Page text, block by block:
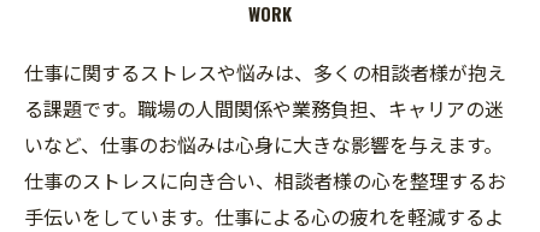
WORK
仕事に関するストレスや悩みは、多くの相談者様が抱え
る課題です。職場の人間関係や業務負担、キャリアの迷
いなど、仕事のお悩みは心身に大きな影響を与えます。
仕事のストレスに向き合い、相談者様の心を整理するお
手伝いをしています。仕事による心の疲れを軽減するよ